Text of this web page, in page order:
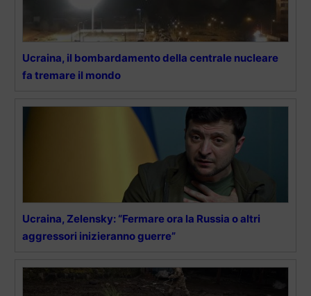
Ucraina, il bombardamento della centrale nucleare
fa tremare il mondo
Ucraina, Zelensky: “Fermare ora la Russia o altri
aggressori inizieranno guerre”